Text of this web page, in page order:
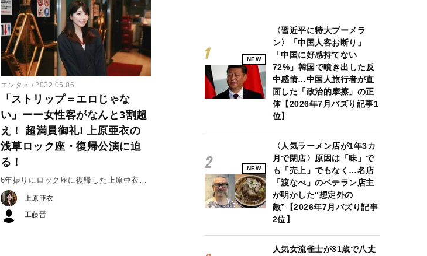
エンタメ 2022.05.06
「ストリップ＝エロじゃな
い」ーー女性客がなんと3割超
え！ 超満員御礼! 上原亜衣の
浅草ロック座・復帰公演に迫
る！
6年振りにロック座に復帰した上原亜衣、
万感の思いを語る
上原亜衣
工藤晋
NEW
〈習近平に特大ブーメラ
ン〉「中国人客お断り」
「中国に好感持てない
72%」韓国で噴き出した反
中感情…中国人旅行者が直
面した「政治的摩擦」の正
体【2026年7月バズり記事1
位】
NEW
〈人気ラーメン店が1年3カ
月で閉店〉原因は「味」で
も「売上」でもなく…名店
「渡なべ」のベテラン店主
が明かした“想定外の
敵”【2026年7月バズり記事
2位】
人気女流雀士が31歳で八丈